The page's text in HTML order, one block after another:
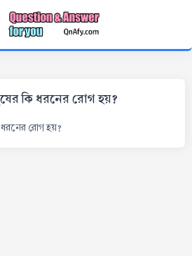
কি ধরনের রোগ হয়?
রোগ হয়?